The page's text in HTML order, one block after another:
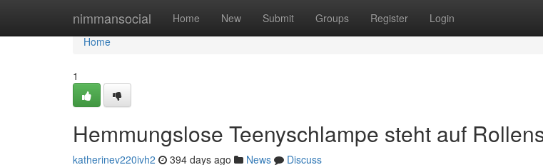
nimmansocial Home New Submit Groups Register Login
Home
Home
1
Hemmungslose Teenyschlampe steht auf
katherinev220ivh2 394 days ago News
Discuss